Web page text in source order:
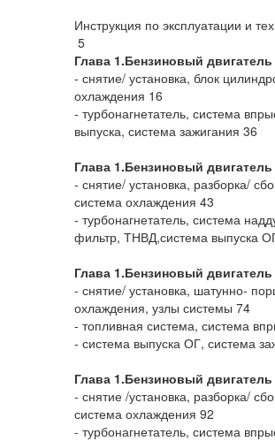
Инструкция по эксплуатации и
5
Глава 1.Бензиновый
- снятие/ установка, блок
охлаждения 16
- турбонагнетатель, система
выпуска, система зажигания 36
Глава 1.Бензиновый
- снятие/ установка, разборка/
система охлаждения 43
- турбонагнетатель, система
фильтр, ТНВД,система выпуска
Глава 1.Бензиновый
- снятие/ установка, шатунно-
охлаждения, узлы системы 74
- топливная система, система
- система выпуска ОГ, система
Глава 1.Бензиновый
- снятие /установка, разборка/
система охлаждения 92
- турбонагнетатель, система